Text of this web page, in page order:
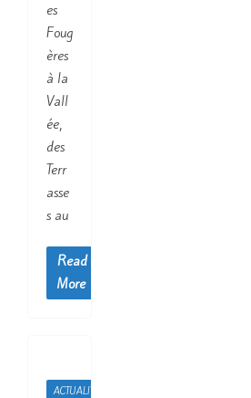
es
Foug
ères
à la
Vall
ée,
des
Terr
asse
s au
Read
More
ACTUALITÉS